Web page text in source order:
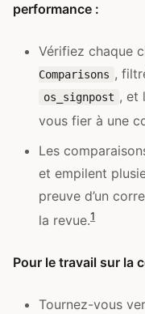
performance :
Vérifiez chaque
Comparisons ,
os_signpost , et
vous fier à une
Les
et empilent
preuve d’un
la revue.1
Pour le travail sur la
Tournez-vous